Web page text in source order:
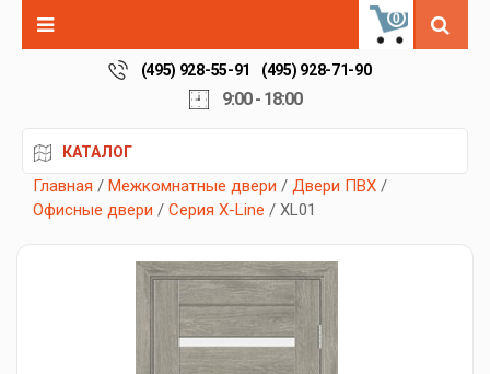
0
(495) 928-55-91 (495) 928-71-90
9:00 - 18:00
КАТАЛОГ
Главная / Межкомнатные двери / Двери ПВХ /
Офисные двери / Серия X-Line / XL01